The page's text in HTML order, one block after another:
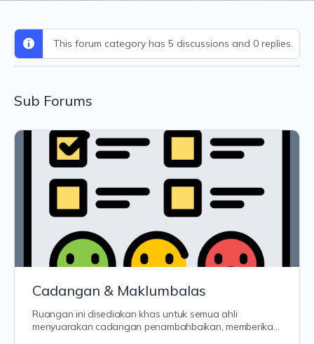
Sub Forums
Cadangan & Maklumbalas
Ruangan ini disediakan khas untuk semua ahli
menyuarakan cadangan penambahbaikan, memberikan
This forum category has 5 discussions and 0 replies.